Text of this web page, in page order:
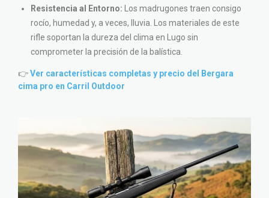
Resistencia al Entorno: Los madrugones traen consigo
rocío, humedad y, a veces, lluvia. Los materiales de este
rifle soportan la dureza del clima en Lugo sin
comprometer la precisión de la balística.
👉Ver características completas y precio del Bergara
cima pro en Carril Outdoor